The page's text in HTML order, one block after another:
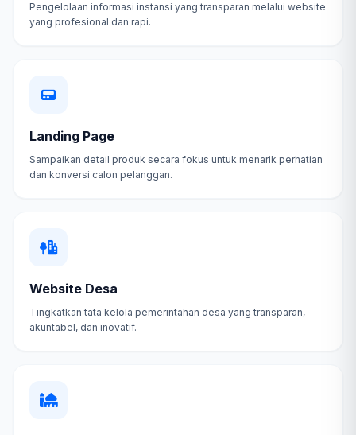
Pengelolaan informasi instansi yang transparan melalui website
yang profesional dan rapi.
Landing Page
Sampaikan detail produk secara fokus untuk menarik perhatian
dan konversi calon pelanggan.
Website Desa
Tingkatkan tata kelola pemerintahan desa yang transparan,
akuntabel, dan inovatif.